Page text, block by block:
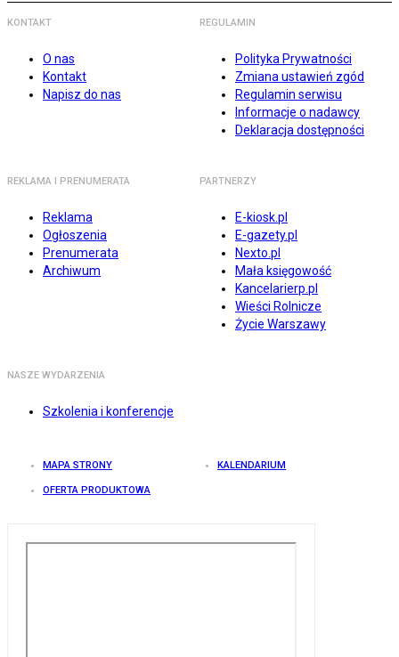
KONTAKT
O nas
Kontakt
Napisz do nas
REGULAMIN
Polityka Prywatności
Zmiana ustawień zgód
Regulamin serwisu
Informacje o nadawcy
Deklaracja dostępności
REKLAMA I PRENUMERATA
Reklama
Ogłoszenia
Prenumerata
Archiwum
PARTNERZY
E-kiosk.pl
E-gazety.pl
Nexto.pl
Mała księgowość
Kancelarierp.pl
Wieści Rolnicze
Życie Warszawy
NASZE WYDARZENIA
Szkolenia i konferencje
MAPA STRONY KALENDARIUM
OFERTA PRODUKTOWA